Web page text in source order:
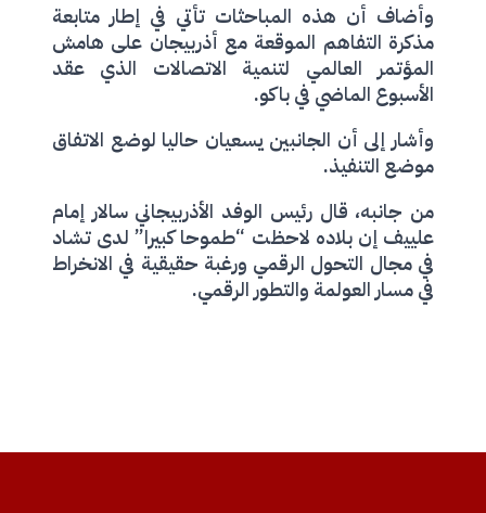
وأضاف أن هذه المباحثات تأتي في إطار متابعة
مذكرة التفاهم الموقعة مع أذربيجان على هامش
المؤتمر العالمي لتنمية الاتصالات الذي عقد
الأسبوع الماضي في باكو.
وأشار إلى أن الجانبين يسعيان حاليا لوضع الاتفاق
موضع التنفيذ.
من جانبه، قال رئيس الوفد الأذربيجاني سالار إمام
علييف إن بلاده لاحظت “طموحا كبيرا” لدى تشاد
في مجال التحول الرقمي ورغبة حقيقية في الانخراط
في مسار العولمة والتطور الرقمي.